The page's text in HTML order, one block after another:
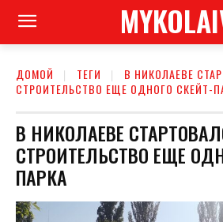
ДОМОЙ ТЕГИ
В НИКОЛАЕВЕ
СТРОИТЕЛЬСТВО ЕЩЕ ОДНОГО СКЕЙТ-
В НИКОЛАЕВЕ
СТРОИТЕЛЬСТВО ЕЩЕ
ПАРКА